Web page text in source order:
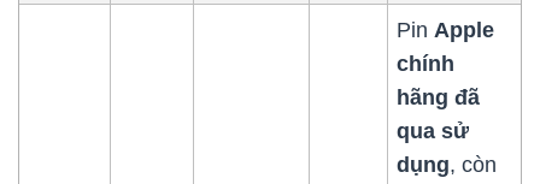
Pin Apple
chính
hãng đã
qua sử
dụng, còn